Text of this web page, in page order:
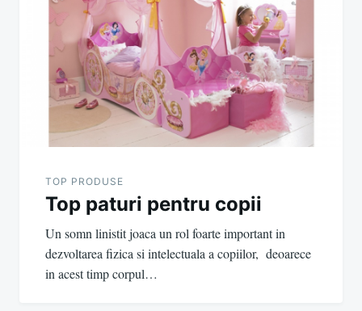
TOP PRODUSE
Top paturi pentru copii
Un somn linistit joaca un rol foarte important in
dezvoltarea fizica si intelectuala a copiilor, deoarece
in acest timp corpul…